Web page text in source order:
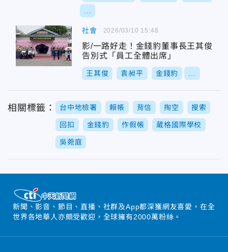
社會
影/一路好走！金錢豹董事長王其俊
告別式「員工全體出席」
王其俊 袁昶平 金錢豹
2026/03/10 15:48
相關標籤： 台中地檢署 賴帳 背信 掏空 搜索
回扣 金錢豹 作假帳 葳格國際學校
吳菀庭
新聞、影音、節目、直播、社群及App都深獲網友喜愛，在全
世界各地華人亦頗受歡迎，全球擁有2000萬粉絲。